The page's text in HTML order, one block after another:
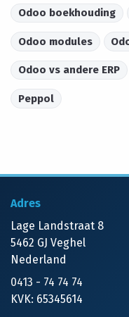
Odoo boekhouding
Odoo modules
Odoo vs andere ERP
Peppol
Adres
Lage Landstraat 8
5462 GJ Veghel
Nederland
0413 - 74 74 74
KVK: 65345614